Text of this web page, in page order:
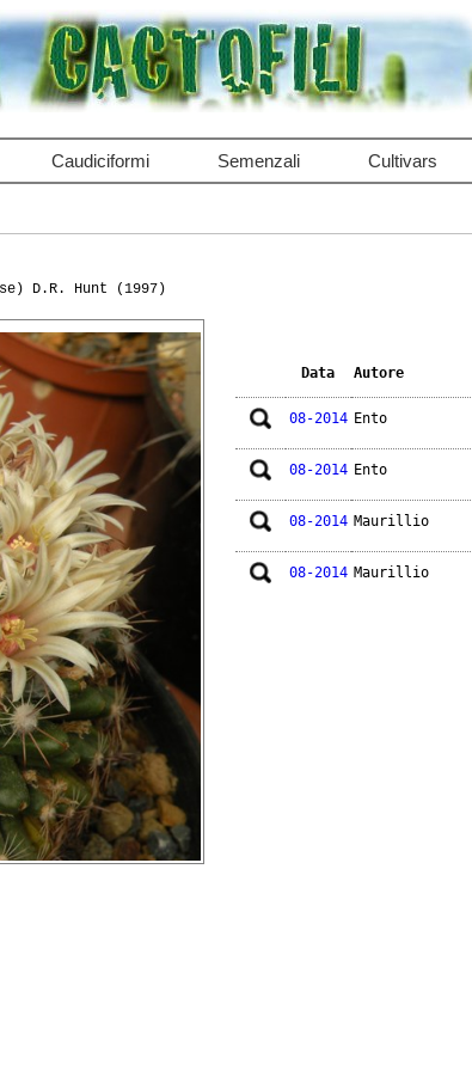
Caudiciformi Semenzali Cultivars
D.R. Hunt (1997)
Data Autore
08-2014 Ento
08-2014 Ento
08-2014 Maurillio
08-2014 Maurillio